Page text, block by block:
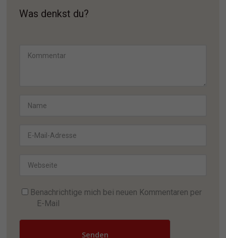
Was denkst du?
Benachrichtige mich bei neuen Kommentaren per
E-Mail
Senden